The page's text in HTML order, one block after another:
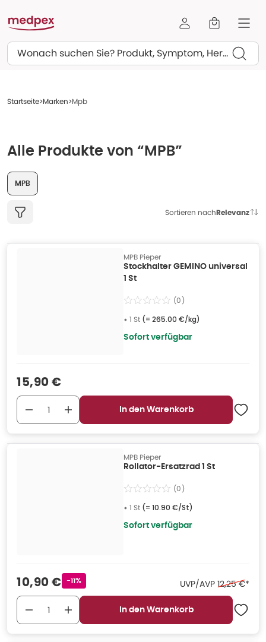
Suchen
Startseite Marken Mpb
Alle Produkte von “MPB”
MPB
Sortieren nachRelevanz
MPB Pieper
Stockhalter GEMINO universal
1 St
(0)
• 1 St (= 265.00 €/kg)
Sofort verfügbar
Verkaufspreis
15,90 €
In den Warenkorb
MPB Pieper
Rollator-Ersatzrad 1 St
(0)
• 1 St (= 10.90 €/St)
Sofort verfügbar
Verkaufspreis
10,90 € Rabattstempel
-11% UVP/AVP Ehemaliger
12,25 €*
In den Warenkorb